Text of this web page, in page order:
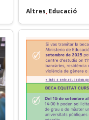
Altres, Educació